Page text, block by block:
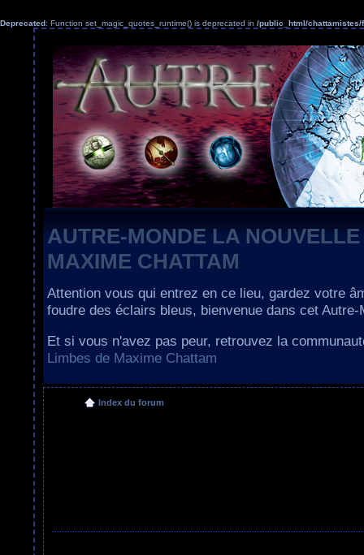
Deprecated: Function set_magic_quotes_runtime() is deprecated in /public_html/chattamistes/
AUTRE-MONDE LA
MAXIME CHATTAM
Attention vous qui entrez en ce lieu, gardez votre
foudre des éclairs bleus, bienvenue dans cet Autre-
Et si vous n'avez pas peur, retrouvez la
Limbes de Maxime Chattam
Index du forum